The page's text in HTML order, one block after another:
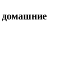
домашние